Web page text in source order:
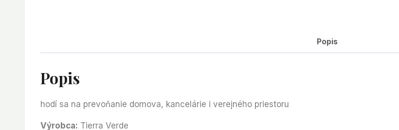
Popis
Popis
hodí sa na prevoňanie domova, kancelárie i verejného priestoru
Výrobca: Tierra Verde